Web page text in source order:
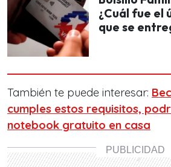
¿Cuál fue el
que se
También te puede interesar:
cumples estos requisitos,
notebook gratuito en casa